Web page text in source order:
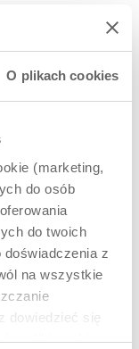
O plikach cookies
(marketing,
do osób
do twoich
doświadczenia z
na wszystkie
dowiedzieć się
pliki cookie,